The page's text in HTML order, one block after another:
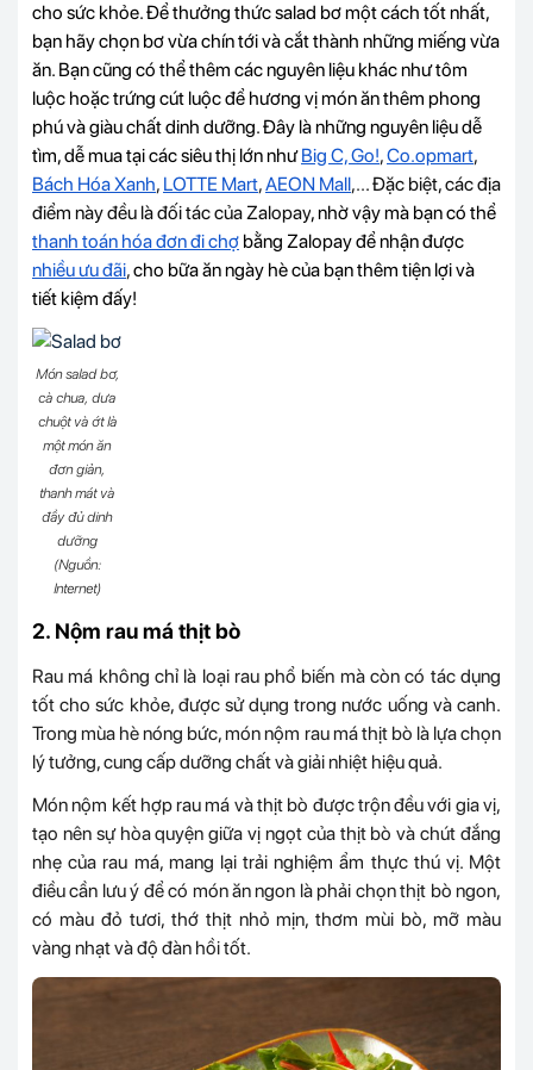
cho sức khỏe. Để thưởng thức salad bơ một cách tốt nhất,
bạn hãy chọn bơ vừa chín tới và cắt thành những miếng vừa
ăn. Bạn cũng có thể thêm các nguyên liệu khác như tôm
luộc hoặc trứng cút luộc để hương vị món ăn thêm phong
phú và giàu chất dinh dưỡng. Đây là những nguyên liệu dễ
tìm, dễ mua tại các siêu thị lớn nhưBig C, Go!,Co.opmart,
Bách Hóa Xanh, LOTTE Mart,AEON Mall,... Đặc biệt, các địa
điểm này đều là đối tác của Zalopay, nhờ vậy mà bạn có thể
thanh toán hóa đơn đi chợ bằng Zalopay để nhận được
nhiều ưu đãi,cho bữa ăn ngày hè của bạn thêm tiện lợi và
tiết kiệm đấy!
Món salad bơ,
cà chua, dưa
chuột và ớt là
một món ăn
đơn giản,
thanh mát và
đầy đủ dinh
dưỡng
(Nguồn:
Internet)
2. Nộm rau má thịt bò
Rau má không chỉ là loại rau phổ biến mà còn có tác dụng
tốt cho sức khỏe, được sử dụng trong nước uống và canh.
Trong mùa hè nóng bức, món nộm rau má thịt bò là lựa chọn
lý tưởng, cung cấp dưỡng chất và giải nhiệt hiệu quả.
Món nộm kết hợp rau má và thịt bò được trộn đều với gia vị,
tạo nên sự hòa quyện giữa vị ngọt của thịt bò và chút đắng
nhẹ của rau má, mang lại trải nghiệm ẩm thực thú vị. Một
điều cần lưu ý để có món ăn ngon là phải chọn thịt bò ngon,
có màu đỏ tươi, thớ thịt nhỏ mịn, thơm mùi bò, mỡ màu
vàng nhạt và độ đàn hồi tốt.